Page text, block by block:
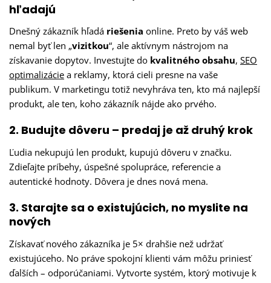
hľadajú
Dnešný zákazník hľadá riešenia online. Preto by váš web
nemal byť len „vizitkou“, ale aktívnym nástrojom na
získavanie dopytov. Investujte do kvalitného obsahu, SEO
optimalizácie a reklamy, ktorá cieli presne na vaše
publikum. V marketingu totiž nevyhráva ten, kto má najlepší
produkt, ale ten, koho zákazník nájde ako prvého.
2. Budujte dôveru – predaj je až druhý krok
Ľudia nekupujú len produkt, kupujú dôveru v značku.
Zdieľajte príbehy, úspešné spolupráce, referencie a
autentické hodnoty. Dôvera je dnes nová mena.
3. Starajte sa o existujúcich, no myslite na
nových
Získavať nového zákazníka je 5× drahšie než udržať
existujúceho. No práve spokojní klienti vám môžu priniesť
ďalších – odporúčaniami. Vytvorte systém, ktorý motivuje k